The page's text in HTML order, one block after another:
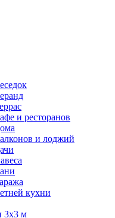
и ресторанов
и лоджий
кухни
3х3 м